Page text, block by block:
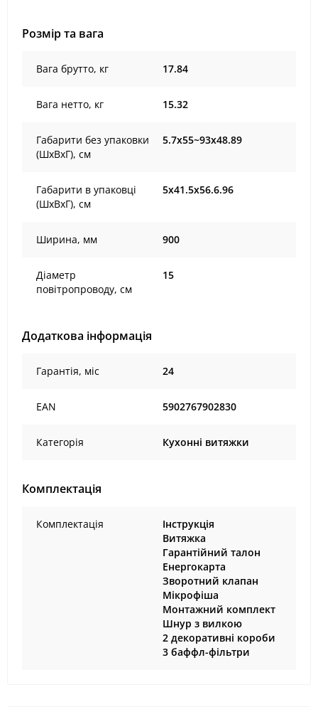
Розмір та вага
Вага брутто, кг 17.84
Вага нетто, кг 15.32
Габарити без упаковки
(ШхВхГ), cм
5.7х55~93х48.89
Габарити в упаковці
(ШхВхГ), cм
5х41.5х56.6.96
Ширина, мм 900
Діаметр
повітропроводу, см
15
Додаткова інформація
Гарантія, міс 24
EAN 5902767902830
Категорія Кухонні витяжки
Комплектація
Комплектація
Інструкція
Витяжка
Гарантійний талон
Енергокарта
Зворотний клапан
Мікрофіша
Монтажний комплект
Шнур з вилкою
2 декоративні короби
3 баффл-фільтри